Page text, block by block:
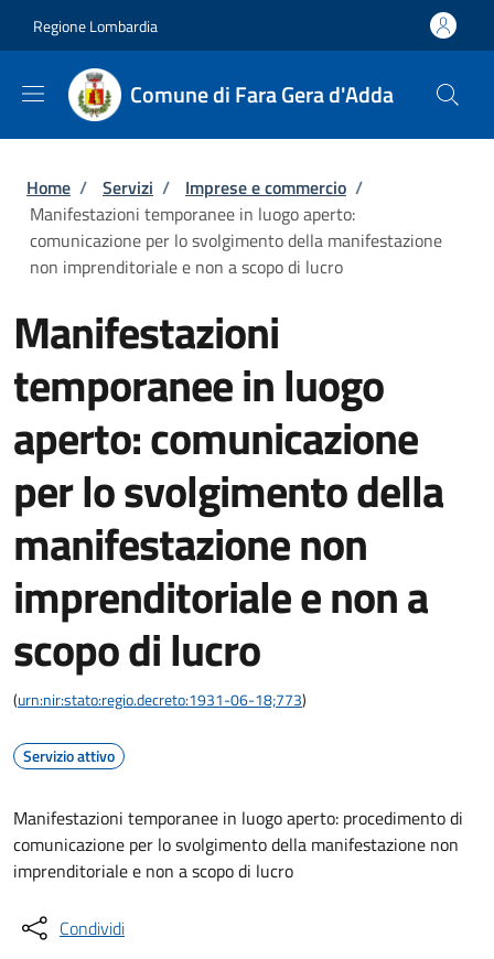
Regione Lombardia
Comune di Fara Gera d'Adda
Briciole di pane
Home / Servizi / Imprese e commercio /
Manifestazioni temporanee in luogo aperto:
comunicazione per lo svolgimento della manifestazione
non imprenditoriale e non a scopo di lucro
Manifestazioni
temporanee in luogo
aperto: comunicazione
per lo svolgimento della
manifestazione non
imprenditoriale e non a
scopo di lucro
(urn:nir:stato:regio.decreto:1931-06-18;773)
Servizio attivo
Manifestazioni temporanee in luogo aperto: procedimento di
comunicazione per lo svolgimento della manifestazione non
imprenditoriale e non a scopo di lucro
Condividi